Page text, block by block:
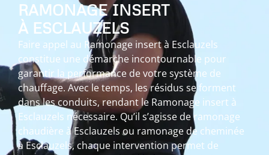
RAMONAGE INSERT
À ESCLAUZELS
Faire appel au Ramonage insert à Esclauzels
constitue une démarche incontournable pour
garantir la performance de votre système de
chauffage. Avec le temps, les résidus se forment
dans les conduits, rendant le Ramonage insert à
Esclauzels nécessaire. Qu’il s’agisse de ramonage
chaudière à Esclauzels ou ramonage de cheminée
à Esclauzels, chaque intervention permet de